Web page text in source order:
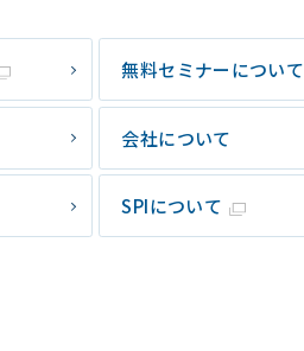
無料セミナーについて
会社について
SPIについて